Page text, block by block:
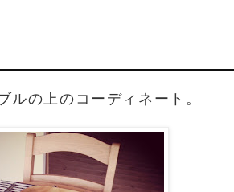
の上のコーディネート。